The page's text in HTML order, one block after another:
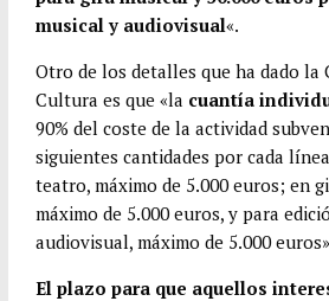
musical y audiovisual«.
Otro de los detalles que ha dado la
Cultura es que «la cuantía
90% del coste de la actividad
siguientes cantidades por cada
teatro, máximo de 5.000 euros; en
máximo de 5.000 euros, y para
audiovisual, máximo de 5.000
El plazo para que aquellos